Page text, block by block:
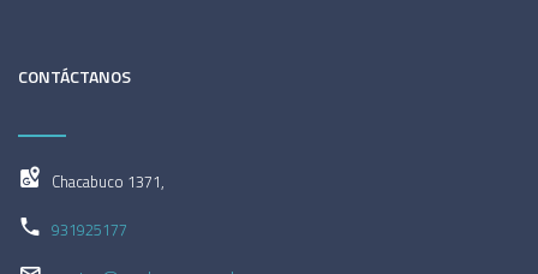
CONTÁCTANOS
Chacabuco 1371,
931925177